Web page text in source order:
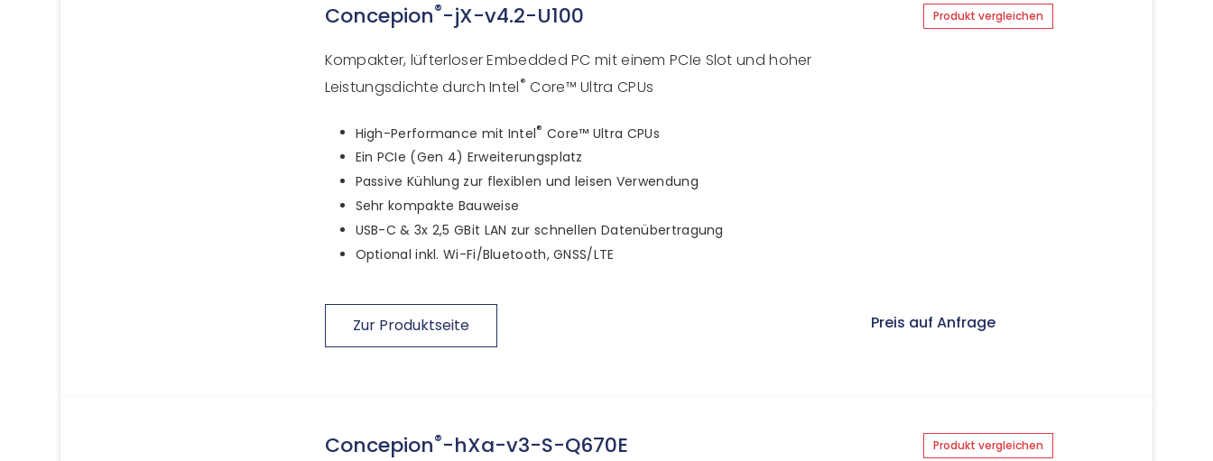
Concepion®-jX-v4.2-U100
Kompakter, lüfterloser Embedded PC mit einem PCIe Slot und hoher
Leistungsdichte durch Intel® Core™ Ultra CPUs
High-Performance mit Intel® Core™ Ultra CPUs
Ein PCIe (Gen 4) Erweiterungsplatz
Passive Kühlung zur flexiblen und leisen Verwendung
Sehr kompakte Bauweise
USB-C & 3x 2,5 GBit LAN zur schnellen Datenübertragung
Optional inkl. Wi-Fi/Bluetooth, GNSS/LTE
Zur Produktseite
Produkt vergleichen
Preis auf Anfrage
Concepion®-hXa-v3-S-Q670E Produkt vergleichen